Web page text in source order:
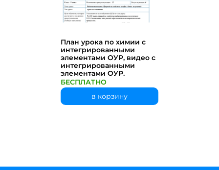
План урока по химии с
интегрированными
элементами ОУР, видео с
интегрированными
элементами ОУР.
БЕСПЛАТНО
в корзину